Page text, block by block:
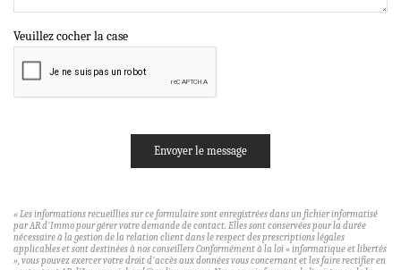
Veuillez cocher la case
Envoyer le message
« Les informations recueillies sur ce formulaire sont enregistrées dans un fichier informatisé
par AR d'Immo pour gérer votre demande de contact. Elles sont conservées pour la durée
nécessaire à la gestion de la relation client dans le respect des prescriptions légales
applicables et sont destinées à nos conseillers Conformément à la loi « informatique et libertés
», vous pouvez exercer votre droit d'accès aux données vous concernant et les faire rectifier en